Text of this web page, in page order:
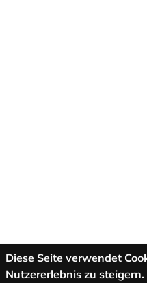
Diese Seite verwendet
Nutzererlebnis zu steigern.